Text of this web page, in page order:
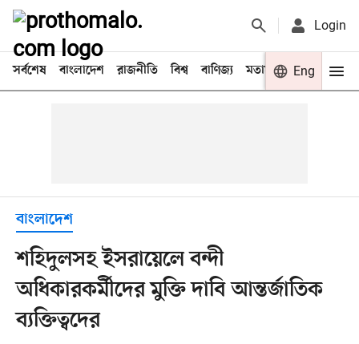
Login
সর্বশেষ বাংলাদেশ রাজনীতি বিশ্ব বাণিজ্য মতামত খেলা
Eng
বাংলাদেশ
শহিদুলসহ ইসরায়েলে বন্দী
অধিকারকর্মীদের মুক্তি দাবি আন্তর্জাতিক
ব্যক্তিত্বদের